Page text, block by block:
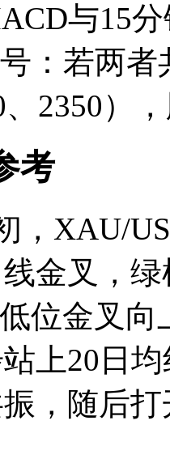
与15
：若两
、2350）
考
，XAU/
金叉，绿
位金叉向
上20日均
，随后